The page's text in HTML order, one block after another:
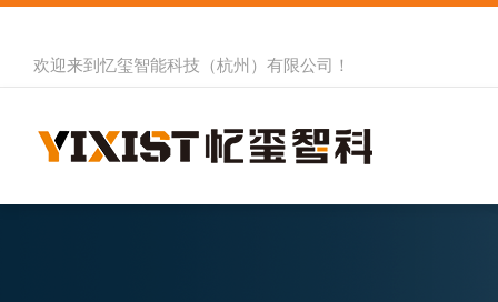
欢迎来到 忆玺智能科技（杭州）有限公司 ！